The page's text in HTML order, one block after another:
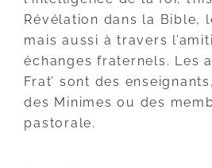
Révélation dans la Bible,
mais aussi à travers
échanges fraternels. Les
Frat’ sont des
des Minimes ou des
pastorale.